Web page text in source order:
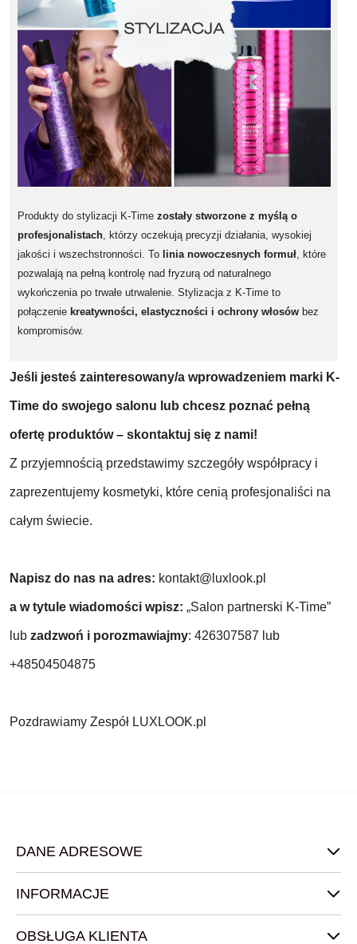
Produkty do stylizacji K-Time zostały stworzone z myślą o
profesjonalistach, którzy oczekują precyzji działania, wysokiej
jakości i wszechstronności. To linia nowoczesnych formuł, które
pozwalają na pełną kontrolę nad fryzurą od naturalnego
wykończenia po trwałe utrwalenie. Stylizacja z K-Time to
połączenie kreatywności, elastyczności i ochrony włosów bez
kompromisów.
Jeśli jesteś zainteresowany/a wprowadzeniem marki K-
Time do swojego salonu lub chcesz poznać pełną
ofertę produktów – skontaktuj się z nami!
Z przyjemnością przedstawimy szczegóły współpracy i
zaprezentujemy kosmetyki, które cenią profesjonaliści na
całym świecie.
Napisz do nas na adres: kontakt@luxlook.pl
a w tytule wiadomości wpisz: „Salon partnerski K-Time”
lub zadzwoń i porozmawiajmy: 426307587 lub
+48504504875
Pozdrawiamy Zespół LUXLOOK.pl
DANE ADRESOWE
INFORMACJE
OBSŁUGA KLIENTA